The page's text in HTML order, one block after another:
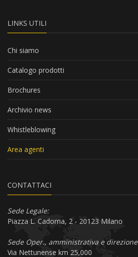
LINKS UTILI
Chi siamo
Catalogo prodotti
Brochures
Archivio news
Whistleblowing
Area agenti
CONTATTACI
Sede Legale:
Piazza L. Cadorna, 2 - 20123 Milano
Sede Oper., amministrativa e direzione
Via Nettunense km 25,000